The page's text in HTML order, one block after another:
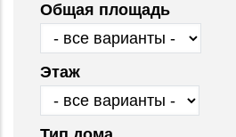
Общая площадь
Этаж